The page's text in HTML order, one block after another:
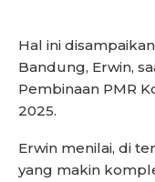
Hal ini
Bandung, Erwin,
Pembinaan PMR
2025.
Erwin menilai, di
yang makin